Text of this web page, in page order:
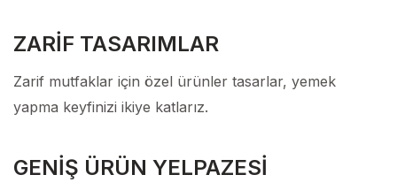
ZARİF TASARIMLAR
Zarif mutfaklar için özel ürünler tasarlar, yemek
yapma keyfinizi ikiye katlarız.
GENİŞ ÜRÜN YELPAZESİ